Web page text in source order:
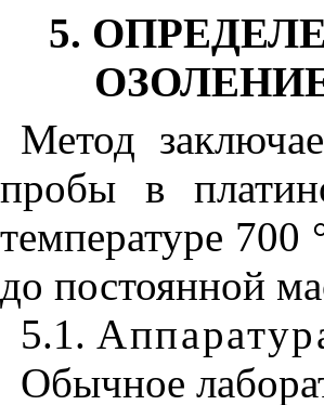
5.
Метод
пробы в
температуре 700
до постоянной
5.1.
Обычное